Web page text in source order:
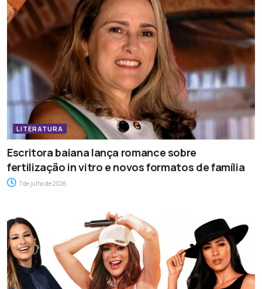
LITERATURA
Escritora baiana lança romance sobre
fertilização in vitro e novos formatos de família
7 de julho de 2026